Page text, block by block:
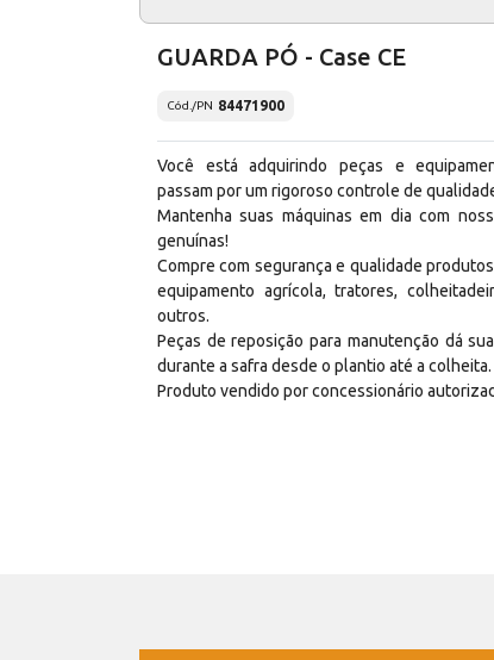
GUARDA PÓ - Case CE
Cód./PN 84471900
Você está adquirindo peças e
passam por um rigoroso controle de
Mantenha suas máquinas em dia com
genuínas!
Compre com segurança e qualidade
equipamento agrícola, tratores,
outros.
Peças de reposição para manutenção dá
durante a safra desde o plantio até a colheita.
Produto vendido por concessionário